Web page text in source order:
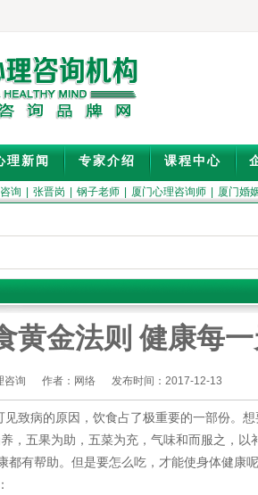
理新闻 专家介绍 课程中心
询 张晋岗 钢子老师 厦门心理咨询师 厦门婚
黄金法则 健康每
咨询 作者：网络 发布时间：2017-12-13
见致病的原因，饮食占了极重要的一部份。
，五果为助，五菜为充，气味和而服之，以
都有帮助。但是要怎么吃，才能使身体健康